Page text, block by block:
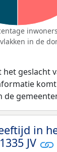
in de
geslacht
de
in
JV